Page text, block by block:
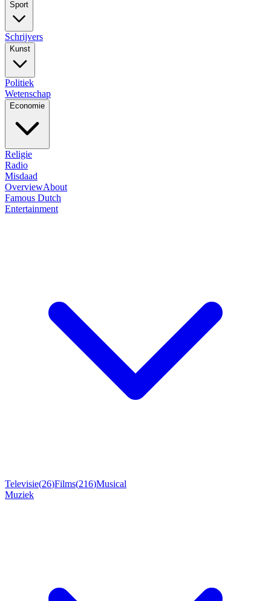
Sport
Schrijvers
Kunst
Politiek
Wetenschap
Economie
Religie
Radio
Misdaad
OverviewAbout
Famous Dutch
Entertainment
Televisie(26)Films(216)Musical
Muziek